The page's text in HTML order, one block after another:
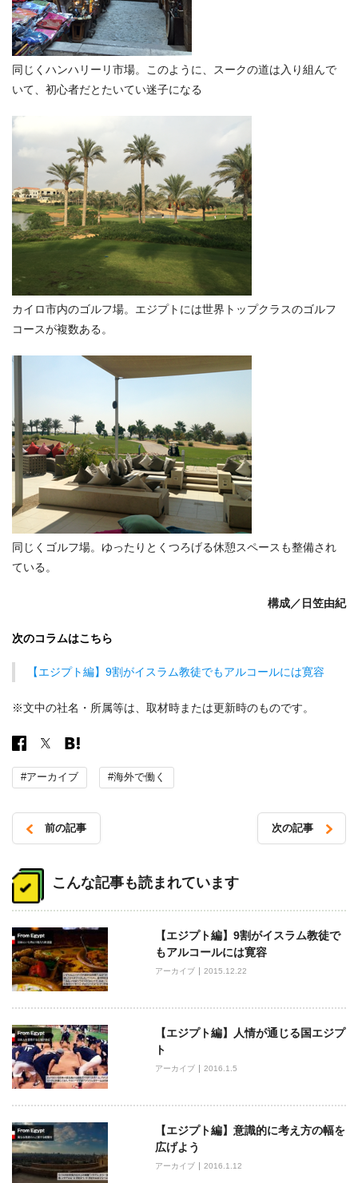
同じくハンハリーリ市場。このように、スークの道は入り組んで
いて、初心者だとたいてい迷子になる
カイロ市内のゴルフ場。エジプトには世界トップクラスのゴルフ
コースが複数ある。
同じくゴルフ場。ゆったりとくつろげる休憩スペースも整備され
ている。
構成／ 日笠由紀
次のコラムはこちら
【エジプト編】9割がイスラム教徒でもアルコールには寛容
※文中の社名・所属等は、取材時または更新時のものです。
#アーカイブ #海外で働く
稿
ナ
ゲ
ー
シ
ョ
ン
前の記事 次の記事
こんな記事も読まれています
【エジプト編】9割がイスラム教徒で
もアルコールには寛容
アーカイブ 2015.12.22
【エジプト編】人情が通じる国エジプ
ト
アーカイブ 2016.1.5
【エジプト編】意識的に考え方の幅を
広げよう
アーカイブ 2016.1.12